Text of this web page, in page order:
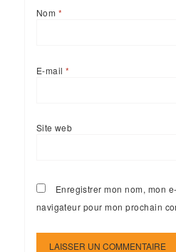
Nom *
E-mail *
Site web
Enregistrer mon nom, mon
navigateur pour mon prochain